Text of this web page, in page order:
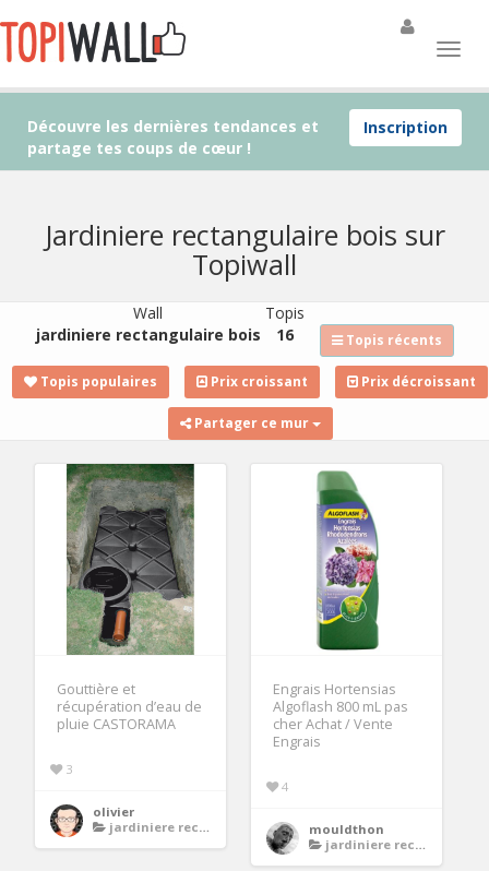
Inscription
Découvre les dernières tendances et
partage tes coups de cœur !
Jardiniere rectangulaire bois sur
Topiwall
Wall
jardiniere rectangulaire bois
Topis
16
Topis récents
Topis populaires Prix croissant Prix décroissant
Partager ce mur
Gouttière et
récupération d’eau de
pluie CASTORAMA
3
olivier
jardiniere rectangulaire bois
Engrais Hortensias
Algoflash 800 mL pas
cher Achat / Vente
Engrais
4
mouldthon
jardiniere rectangulaire bois